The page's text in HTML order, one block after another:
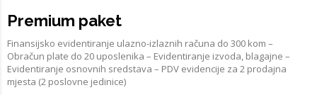
Premium paket
Finansijsko evidentiranje ulazno-izlaznih računa do 300 kom –
Obračun plate do 20 uposlenika – Evidentiranje izvoda, blagajne –
Evidentiranje osnovnih sredstava – PDV evidencije za 2 prodajna
mjesta (2 poslovne jedinice)